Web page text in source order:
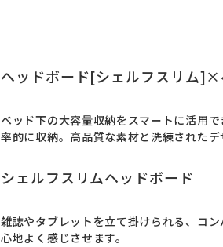
ヘッドボード[シェルフスリム]×
ベッド下の大容量収納をスマートに活用
率的に収納。高品質な素材と洗練された
シェルフスリムヘッドボード
雑誌やタブレットを立て掛けられる、コ
心地よく感じさせます。